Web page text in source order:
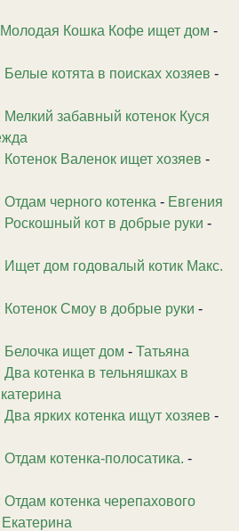
Молодая Кошка Кофе ищет дом -
Белые котята в поисках хозяев -
Мелкий забавный котенок Куся
Котенок Валенок ищет хозяев -
Отдам черного котенка - Евгения
Роскошный кот в добрые руки -
Ищет дом годовалый котик Макс.
Котенок Смоу в добрые руки -
Белочка ищет дом - Татьяна
Два котенка в тельняшках в
Два ярких котенка ищут хозяев -
Отдам котенка-полосатика. -
Отдам котенка черепахового
Екатерина